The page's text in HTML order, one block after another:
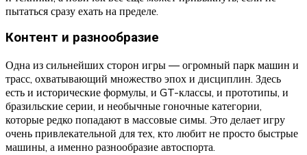
пытаться сразу ехать на пределе.
Контент и разнообразие
Одна из сильнейших сторон игры — огромный парк машин и
трасс, охватывающий множество эпох и дисциплин. Здесь
есть и исторические формулы, и GT-классы, и прототипы, и
бразильские серии, и необычные гоночные категории,
которые редко попадают в массовые симы. Это делает игру
очень привлекательной для тех, кто любит не просто быстрые
машины, а именно разнообразие автоспорта.